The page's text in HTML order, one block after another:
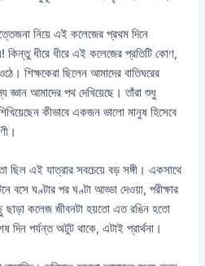
নিয়ে এই কলেজের প্রথম দিনে
ধীরে ধীরে এই কলেজের প্রতিটি কোণ,
শিক্ষকেরা ছিলেন আমাদের বাতিঘরের
আমাদের পথ দেখিয়েছে। তাঁরা শুধু
কীভাবে একজন ভালো মানুষ হিসেবে
ছিল এই যাত্রার সবচেয়ে বড় সঙ্গী। একসাথে
বসে ঘণ্টার পর ঘণ্টা আড্ডা দেওয়া, পরীক্ষার
কলেজ জীবনটা হয়তো এত রঙিন হতো
পর্যন্ত অটুট থাকে, এটাই প্রার্থনা।